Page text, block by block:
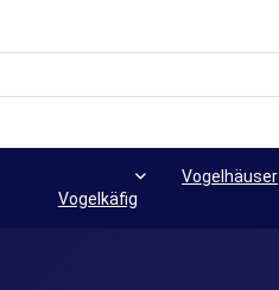
Vogelkäfig
Vogelhäuser